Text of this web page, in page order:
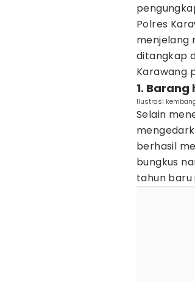
Polres
menjelang
ditangkap
Karawang
1.
Ilustrasi
Selain
berhasil
bungkus
tahun baru